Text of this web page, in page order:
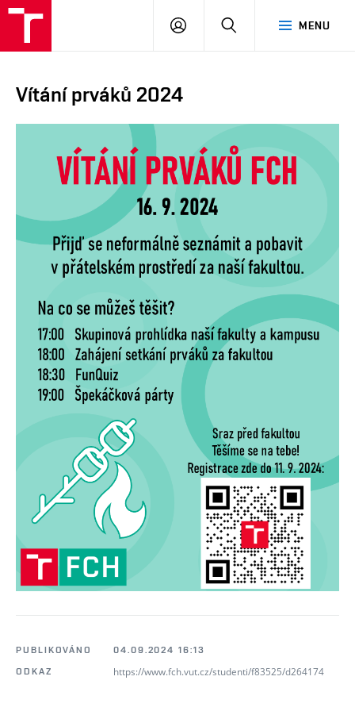
MENU
PŘIHLÁSIT
Vítání prváků 2024
PUBLIKOVÁNO
04.09.2024 16:13
ODKAZ
https://www.fch.vut.cz/studenti/f83525/d264174